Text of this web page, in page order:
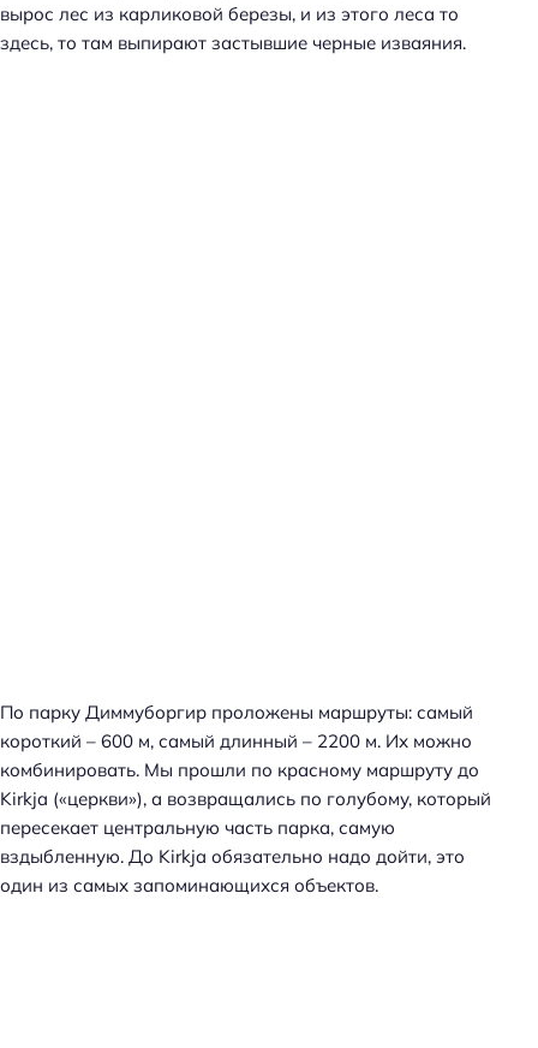
вырос лес из карликовой березы, и из этого леса то
здесь, то там выпирают застывшие черные изваяния.
По парку Диммуборгир проложены маршруты: самый
короткий – 600 м, самый длинный – 2200 м. Их можно
комбинировать. Мы прошли по красному маршруту до
Kirkja («церкви»), а возвращались по голубому, который
пересекает центральную часть парка, самую
вздыбленную. До Kirkja обязательно надо дойти, это
один из самых запоминающихся объектов.